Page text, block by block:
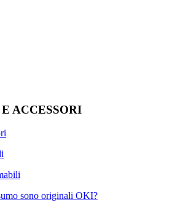
ACCESSORI
sono originali OKI?